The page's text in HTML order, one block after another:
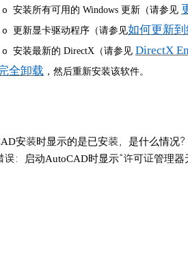
o 安装所有可用的 Windows 更新（请参见
o 更新显卡驱动程序（请参见如何更新
o 安装最新的 DirectX（请参见 DirectX
全卸载 ，然后重新安装该软件。
安装时显示的是已安装，是什么情况
误：启动AutoCAD时显示“许可证管理